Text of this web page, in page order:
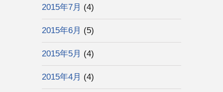
2015年7月 (4)
2015年6月 (5)
2015年5月 (4)
2015年4月 (4)